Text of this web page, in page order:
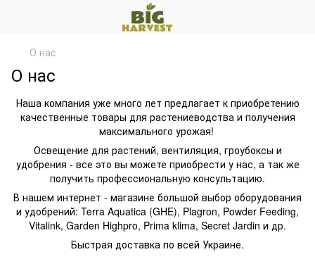
О нас
О нас
Наша компания уже много лет предлагает к приобретению
качественные товары для растениеводства и получения
максимального урожая!
Освещение для растений, вентиляция, гроубоксы и
удобрения - все это вы можете приобрести у нас, а так же
получить профессиональную консультацию.
В нашем интернет - магазине большой выбор оборудования
и удобрений: Terra Aquatica (GHE), Plagron, Powder Feeding,
Vitalink, Garden Highpro, Prima klima, Secret Jardin и др.
Быстрая доставка по всей Украине.